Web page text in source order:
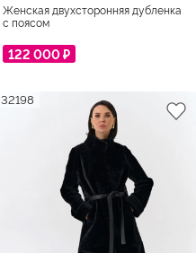
Женская двухсторонняя дубленка
с поясом
122 000 ₽
32198